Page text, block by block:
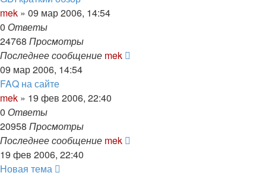
mek » 09 мар 2006, 14:54
0 Ответы
24768 Просмотры
Последнее сообщение mek
09 мар 2006, 14:54
FAQ на сайте
mek » 19 фев 2006, 22:40
0 Ответы
20958 Просмотры
Последнее сообщение mek
19 фев 2006, 22:40
Новая тема